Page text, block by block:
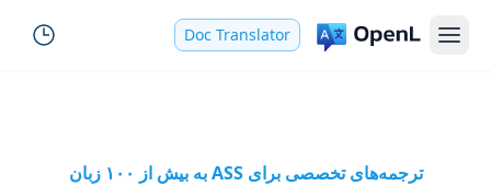
Doc Translator
ترجمه‌های تخصصی برای ASS به بیش از ۱۰۰ زبان